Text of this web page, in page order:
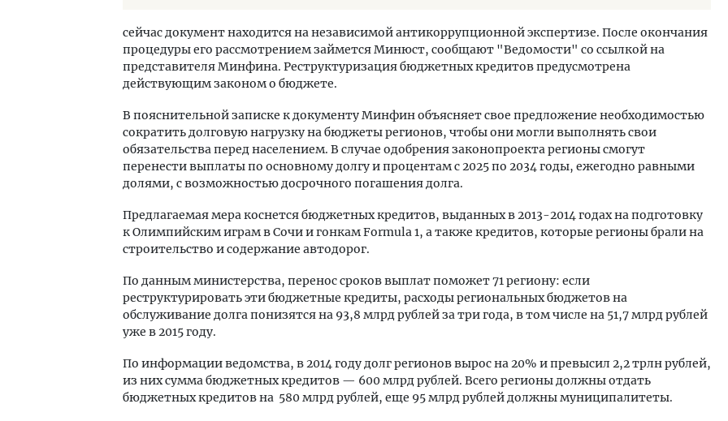
сейчас документ находится на независимой антикоррупционной экспертизе. После окончания
процедуры его рассмотрением займется Минюст, сообщают "Ведомости" со ссылкой на
представителя Минфина. Реструктуризация бюджетных кредитов предусмотрена
действующим законом о бюджете.
В пояснительной записке к документу Минфин объясняет свое предложение необходимостью
сократить долговую нагрузку на бюджеты регионов, чтобы они могли выполнять свои
обязательства перед населением. В случае одобрения законопроекта регионы смогут
перенести выплаты по основному долгу и процентам с 2025 по 2034 годы, ежегодно равными
долями, с возможностью досрочного погашения долга.
Предлагаемая мера коснется бюджетных кредитов, выданных в 2013-2014 годах на подготовку
к Олимпийским играм в Сочи и гонкам Formula 1, а также кредитов, которые регионы брали на
строительство и содержание автодорог.
По данным министерства, перенос сроков выплат поможет 71 региону: если
реструктурировать эти бюджетные кредиты, расходы региональных бюджетов на
обслуживание долга понизятся на 93,8 млрд рублей за три года, в том числе на 51,7 млрд рублей
уже в 2015 году.
По информации ведомства, в 2014 году долг регионов вырос на 20% и превысил 2,2 трлн рублей,
из них сумма бюджетных кредитов — 600 млрд рублей. Всего регионы должны отдать
бюджетных кредитов на 580 млрд рублей, еще 95 млрд рублей должны муниципалитеты.
СТРОИТЕЛЬСТВО